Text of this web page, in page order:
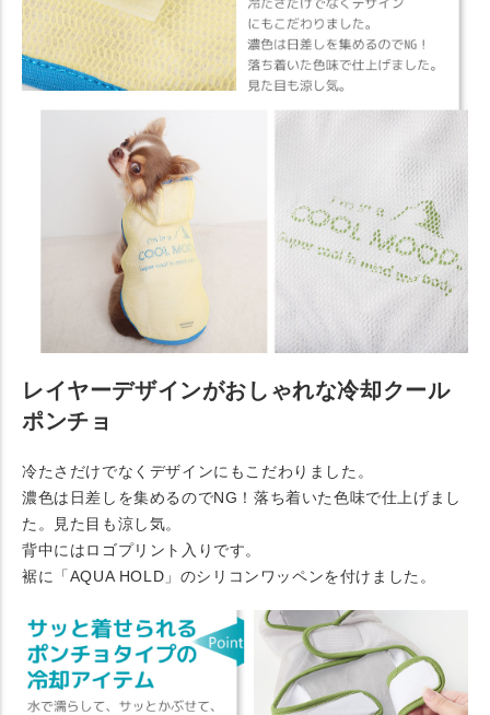
レイヤーデザインがおしゃれな冷却クール
ポンチョ
冷たさだけでなくデザインにもこだわりました。
濃色は日差しを集めるのでNG！落ち着いた色味で仕上げまし
た。見た目も涼し気。
背中にはロゴプリント入りです。
裾に「AQUA HOLD」のシリコンワッペンを付けました。